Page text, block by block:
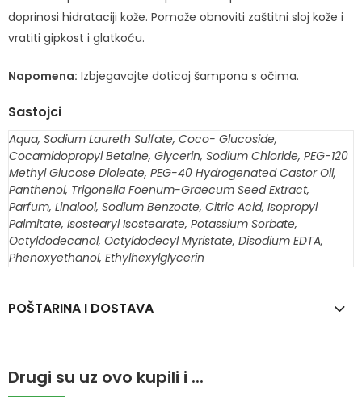
doprinosi hidrataciji kože. Pomaže obnoviti zaštitni sloj kože i
vratiti gipkost i glatkoću.
Napomena: Izbjegavajte doticaj šampona s očima.
Sastojci
Aqua, Sodium Laureth Sulfate, Coco- Glucoside,
Cocamidopropyl Betaine, Glycerin, Sodium Chloride, PEG-120
Methyl Glucose Dioleate, PEG-40 Hydrogenated Castor Oil,
Panthenol, Trigonella Foenum-Graecum Seed Extract,
Parfum, Linalool, Sodium Benzoate, Citric Acid, Isopropyl
Palmitate, Isostearyl Isostearate, Potassium Sorbate,
Octyldodecanol, Octyldodecyl Myristate, Disodium EDTA,
Phenoxyethanol, Ethylhexylglycerin
POŠTARINA I DOSTAVA
Drugi su uz ovo kupili i ...